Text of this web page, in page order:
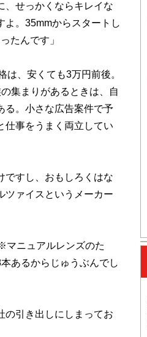
、せっかくならキレイな
よ。35mmからスタートし
たんです」
、安くても3万円前後。
集まりがあるときは、自
る。小さな広告案件で予
仕事をうまく両立してい
ですし、おもしろくはな
ツァイスというメーカー
ニュアルレンズのた
あるからじゅうぶんでし
の引き出しにしまってお